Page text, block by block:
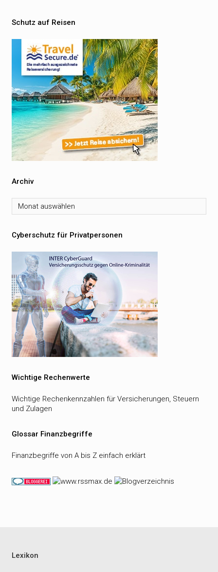
Schutz auf Reisen
Archiv
Archiv
Cyberschutz für Privatpersonen
Wichtige Rechenwerte
Wichtige Rechenkennzahlen für Versicherungen, Steuern
und Zulagen
Glossar Finanzbegriffe
Finanzbegriffe von A bis Z einfach erklärt
Lexikon